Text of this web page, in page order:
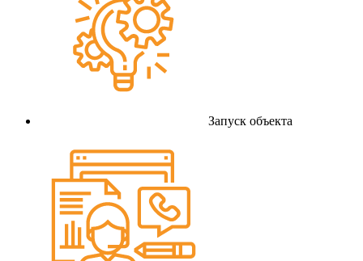
Запуск объекта